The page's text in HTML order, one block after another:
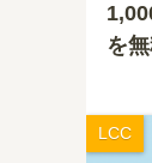
を
LCC